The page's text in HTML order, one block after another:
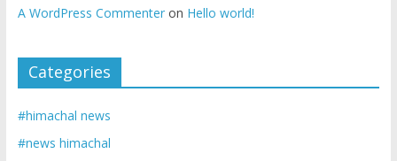
A WordPress Commenteron Hello world!
Categories
#himachal news
#news himachal